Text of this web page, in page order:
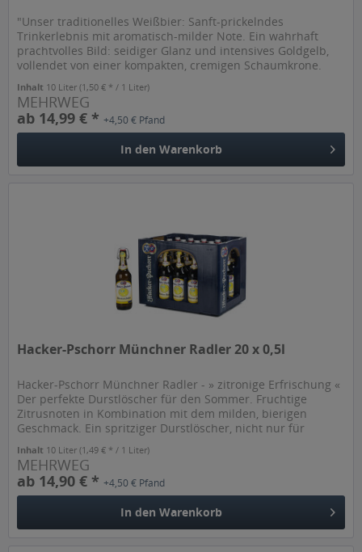
"Unser traditionelles Weißbier: Sanft-prickelndes
Trinkerlebnis mit aromatisch-milder Note. Ein wahrhaft
prachtvolles Bild: seidiger Glanz und intensives Goldgelb,
vollendet von einer kompakten, cremigen Schaumkrone.
Inhalt 10 Liter(1,50 € * / 1 Liter)
MEHRWEG
ab 14,99 € *+4,50 € Pfand
In den Warenkorb
Hacker-Pschorr Münchner Radler 20 x 0,5l
Hacker-Pschorr Münchner Radler - » zitronige Erfrischung «
Der perfekte Durstlöscher für den Sommer. Fruchtige
Zitrusnoten in Kombination mit dem milden, bierigen
Geschmack. Ein spritziger Durstlöscher, nicht nur für
Inhalt 10 Liter(1,49 € * / 1 Liter)
MEHRWEG
ab 14,90 € *+4,50 € Pfand
In den Warenkorb